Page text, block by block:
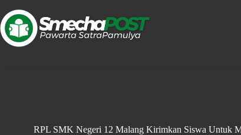
RPL SMK Negeri 12 Malang Kirimkan Siswa Untuk